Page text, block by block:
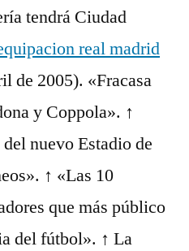
tendrá Ciudad
real madrid
de 2005). «Fracasa
y Coppola». ↑
nuevo Estadio de
↑ «Las 10
que más público
del fútbol». ↑ La